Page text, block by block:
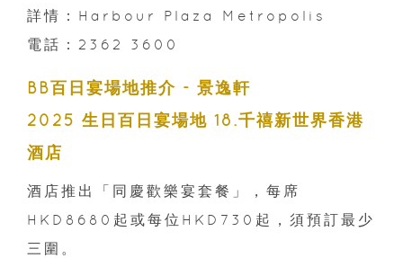
詳情：Harbour Plaza Metropolis
電話：2362 3600
BB百日宴場地推介 - 景逸軒
2025 生日百日宴場地 18.千禧新世界香港
酒店
酒店推出「同慶歡樂宴套餐」，每席
HKD8680起或每位HKD730起，須預訂最少
三圍。